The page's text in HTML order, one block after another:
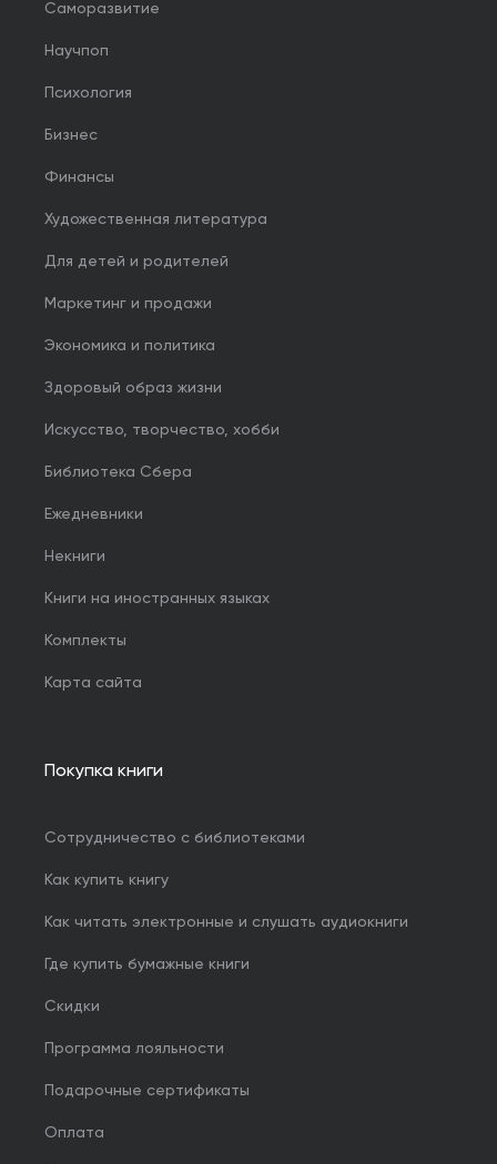
Саморазвитие
Научпоп
Психология
Бизнес
Финансы
Художественная литература
Для детей и родителей
Маркетинг и продажи
Экономика и политика
Здоровый образ жизни
Искусство, творчество, хобби
Библиотека Сбера
Ежедневники
Некниги
Книги на иностранных языках
Комплекты
Карта сайта
Покупка книги
Сотрудничество с библиотеками
Как купить книгу
Как читать электронные и слушать аудиокниги
Где купить бумажные книги
Скидки
Программа лояльности
Подарочные сертификаты
Оплата